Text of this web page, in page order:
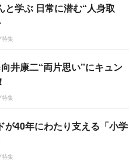
と学ぶ 日常に潜む“人身取
特集
井康二“両片思い”にキュン
特集
が40年にわたり支える「小学
特集